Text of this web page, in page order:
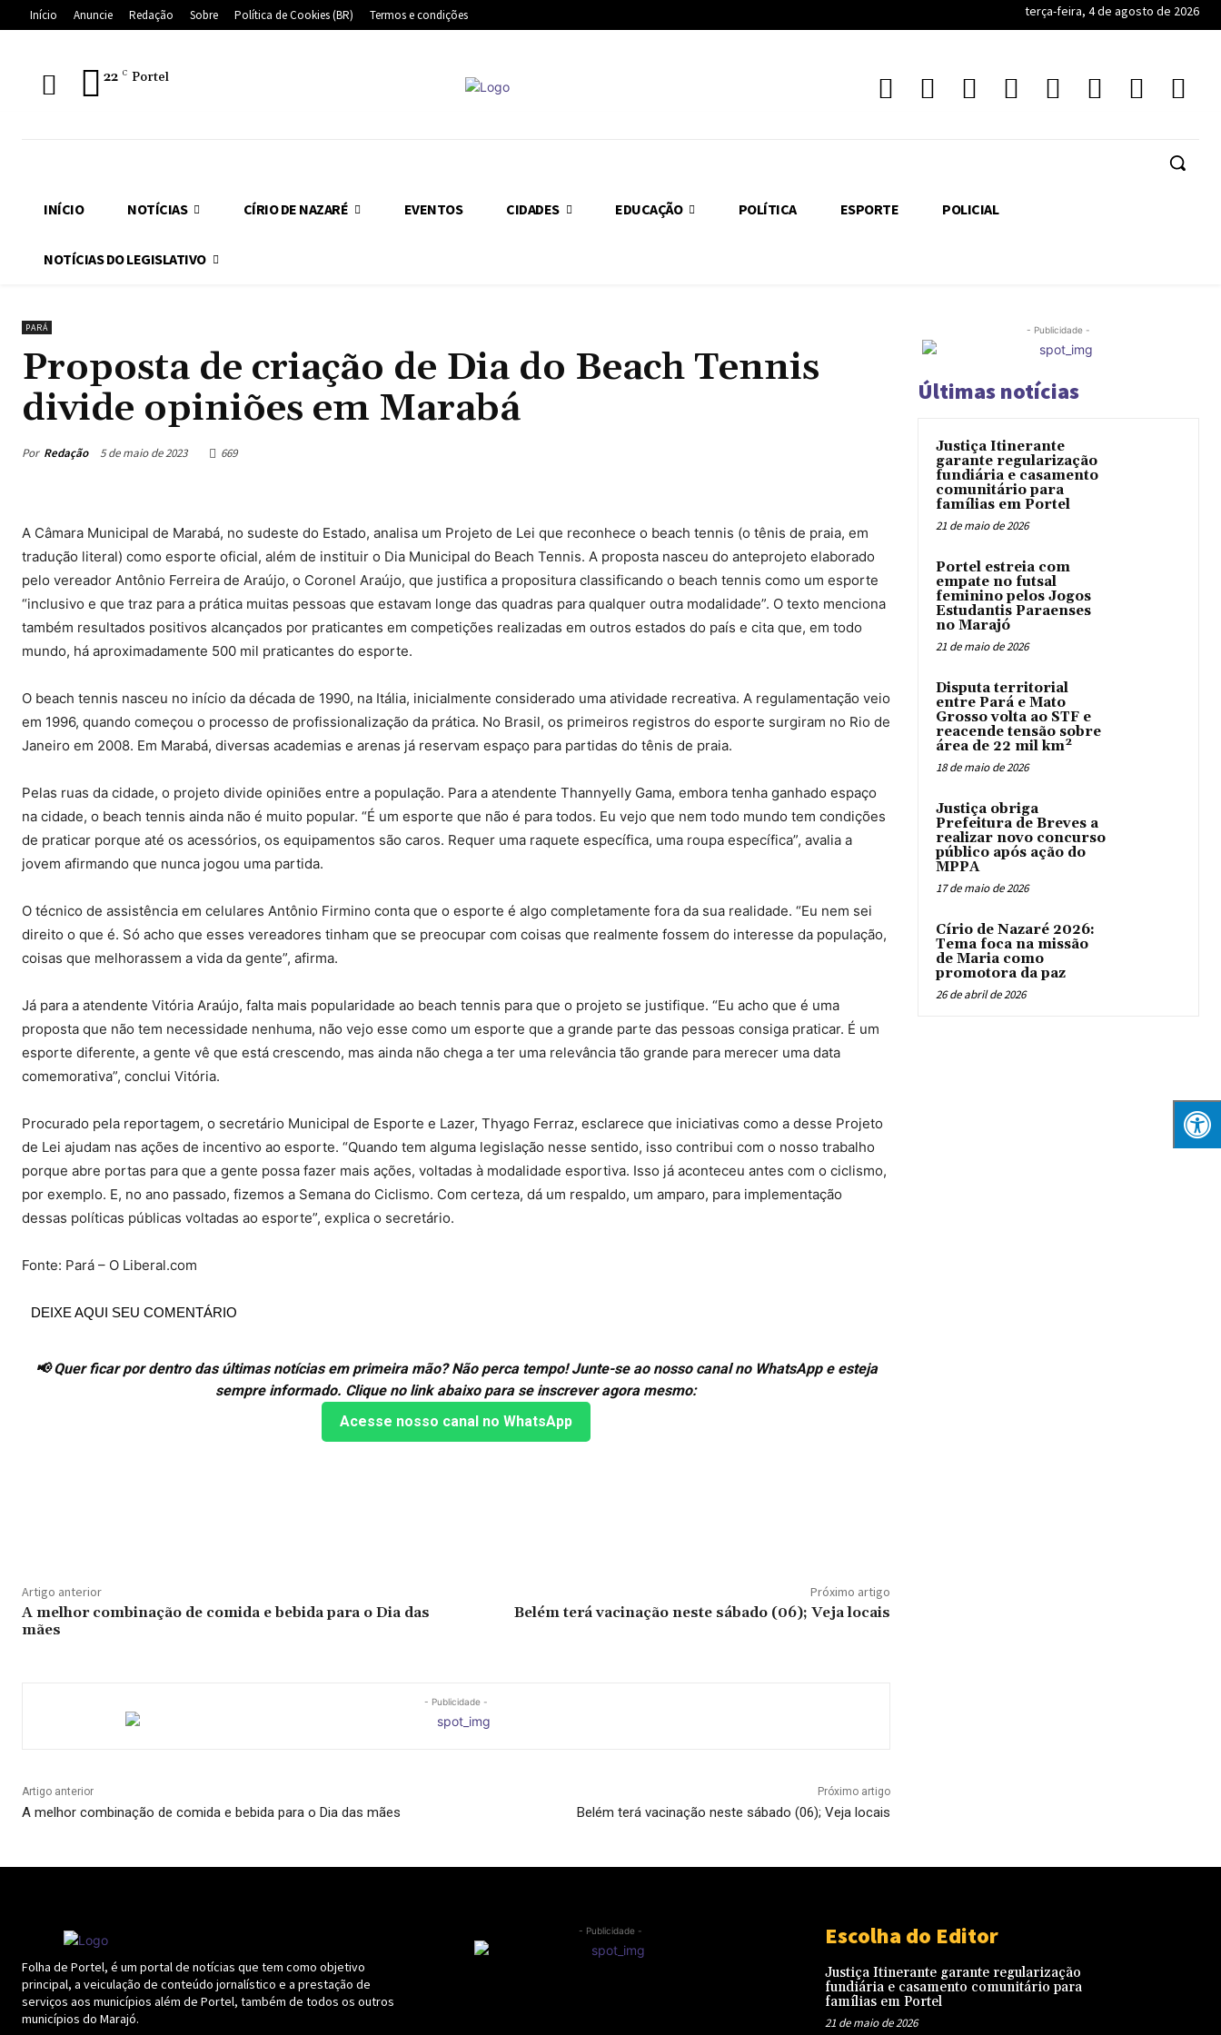
Início Anuncie Redação Sobre Política de Cookies (BR) Termos e condições terça-feira, 4 de agosto de 2026
22 C Portel
INÍCIO NOTÍCIAS CÍRIO DE NAZARÉ EVENTOS CIDADES EDUCAÇÃO POLÍTICA ESPORTE POLICIAL
NOTÍCIAS DO LEGISLATIVO
PARÁ
Proposta de criação de Dia do Beach Tennis
divide opiniões em Marabá
Por Redação 5 de maio de 2023 669
A Câmara Municipal de Marabá, no sudeste do Estado, analisa um Projeto de Lei que reconhece o beach tennis (o tênis de praia, em
tradução literal) como esporte oficial, além de instituir o Dia Municipal do Beach Tennis. A proposta nasceu do anteprojeto elaborado
pelo vereador Antônio Ferreira de Araújo, o Coronel Araújo, que justifica a propositura classificando o beach tennis como um esporte
“inclusivo e que traz para a prática muitas pessoas que estavam longe das quadras para qualquer outra modalidade”. O texto menciona
também resultados positivos alcançados por praticantes em competições realizadas em outros estados do país e cita que, em todo
mundo, há aproximadamente 500 mil praticantes do esporte.
O beach tennis nasceu no início da década de 1990, na Itália, inicialmente considerado uma atividade recreativa. A regulamentação veio
em 1996, quando começou o processo de profissionalização da prática. No Brasil, os primeiros registros do esporte surgiram no Rio de
Janeiro em 2008. Em Marabá, diversas academias e arenas já reservam espaço para partidas do tênis de praia.
Pelas ruas da cidade, o projeto divide opiniões entre a população. Para a atendente Thannyelly Gama, embora tenha ganhado espaço
na cidade, o beach tennis ainda não é muito popular. “É um esporte que não é para todos. Eu vejo que nem todo mundo tem condições
de praticar porque até os acessórios, os equipamentos são caros. Requer uma raquete específica, uma roupa específica”, avalia a
jovem afirmando que nunca jogou uma partida.
O técnico de assistência em celulares Antônio Firmino conta que o esporte é algo completamente fora da sua realidade. “Eu nem sei
direito o que é. Só acho que esses vereadores tinham que se preocupar com coisas que realmente fossem do interesse da população,
coisas que melhorassem a vida da gente”, afirma.
Já para a atendente Vitória Araújo, falta mais popularidade ao beach tennis para que o projeto se justifique. “Eu acho que é uma
proposta que não tem necessidade nenhuma, não vejo esse como um esporte que a grande parte das pessoas consiga praticar. É um
esporte diferente, a gente vê que está crescendo, mas ainda não chega a ter uma relevância tão grande para merecer uma data
comemorativa”, conclui Vitória.
Procurado pela reportagem, o secretário Municipal de Esporte e Lazer, Thyago Ferraz, esclarece que iniciativas como a desse Projeto
de Lei ajudam nas ações de incentivo ao esporte. “Quando tem alguma legislação nesse sentido, isso contribui com o nosso trabalho
porque abre portas para que a gente possa fazer mais ações, voltadas à modalidade esportiva. Isso já aconteceu antes com o ciclismo,
por exemplo. E, no ano passado, fizemos a Semana do Ciclismo. Com certeza, dá um respaldo, um amparo, para implementação
dessas políticas públicas voltadas ao esporte”, explica o secretário.
Fonte: Pará – O Liberal.com
DEIXE AQUI SEU COMENTÁRIO
📢 Quer ficar por dentro das últimas notícias em primeira mão? Não perca tempo! Junte-se ao nosso canal no WhatsApp e esteja
sempre informado. Clique no link abaixo para se inscrever agora mesmo:
Acesse nosso canal no WhatsApp
Artigo anterior
A melhor combinação de comida e bebida para o Dia das
mães
Próximo artigo
Belém terá vacinação neste sábado (06); Veja locais
- Publicidade -
Artigo anterior
A melhor combinação de comida e bebida para o Dia das mães
Próximo artigo
Belém terá vacinação neste sábado (06); Veja locais
- Publicidade -
Últimas notícias
Justiça Itinerante
garante regularização
fundiária e casamento
comunitário para
famílias em Portel
21 de maio de 2026
Portel estreia com
empate no futsal
feminino pelos Jogos
Estudantis Paraenses
no Marajó
21 de maio de 2026
Disputa territorial
entre Pará e Mato
Grosso volta ao STF e
reacende tensão sobre
área de 22 mil km²
18 de maio de 2026
Justiça obriga
Prefeitura de Breves a
realizar novo concurso
público após ação do
MPPA
17 de maio de 2026
Círio de Nazaré 2026:
Tema foca na missão
de Maria como
promotora da paz
26 de abril de 2026
Folha de Portel, é um portal de notícias que tem como objetivo
principal, a veiculação de conteúdo jornalístico e a prestação de
serviços aos municípios além de Portel, também de todos os outros
municípios do Marajó.
- Publicidade - Escolha do Editor
Justiça Itinerante garante regularização
fundiária e casamento comunitário para
famílias em Portel
21 de maio de 2026